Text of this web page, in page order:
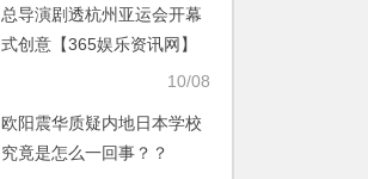
总导演剧透杭州亚运会开幕
式创意【365娱乐资讯网】
10/08
欧阳震华质疑内地日本学校
究竟是怎么一回事？？